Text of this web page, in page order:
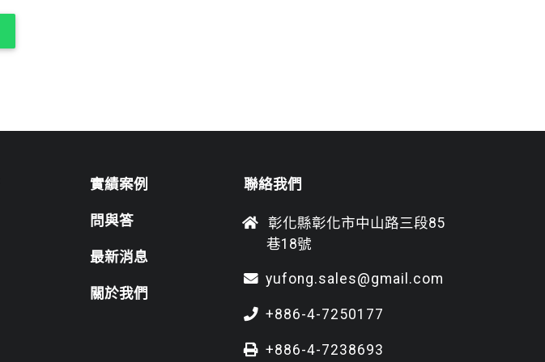
實績案例
問與答
最新消息
關於我們
聯絡我們
彰化縣彰化市中山路三段85
巷18號
yufong.sales@gmail.com
+886-4-7250177
+886-4-7238693